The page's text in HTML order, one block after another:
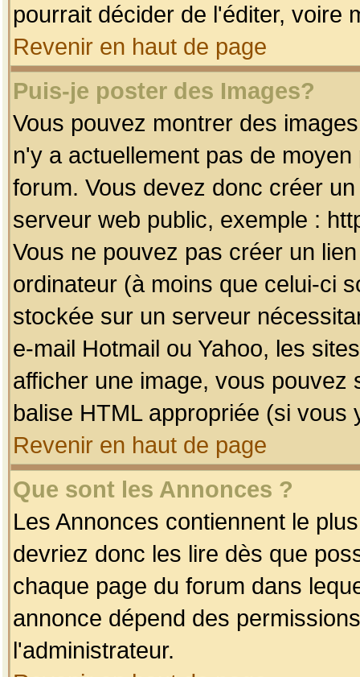
pourrait décider de l'éditer, voire
Revenir en haut de page
Puis-je poster des Images?
Vous pouvez montrer des
n'y a actuellement pas de
forum. Vous devez donc créer
serveur web public, exemple :
Vous ne pouvez pas créer un
ordinateur (à moins que celui-ci
stockée sur un serveur
e-mail Hotmail ou Yahoo, les
afficher une image, vous pouvez
balise HTML appropriée (si vous
Revenir en haut de page
Que sont les Annonces ?
Les Annonces contiennent le
devriez donc les lire dès que
chaque page du forum dans
annonce dépend des
l'administrateur.